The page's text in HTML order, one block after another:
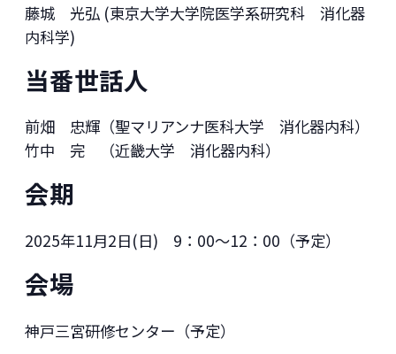
藤城 光弘 (東京大学大学院医学系研究科 消化器
内科学)
当番世話人
前畑 忠輝（聖マリアンナ医科大学 消化器内科）
竹中 完 （近畿大学 消化器内科）
会期
2025年11月2日(日) 9：00～12：00（予定）
会場
神戸三宮研修センター（予定）